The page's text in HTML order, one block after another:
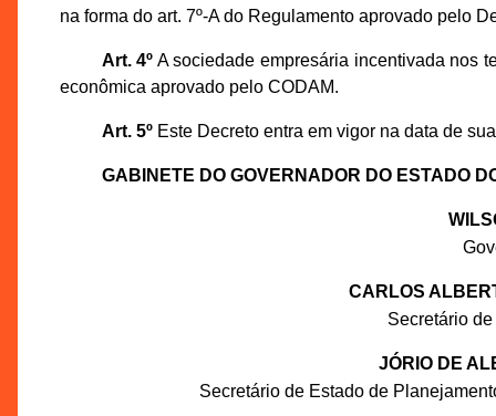
na forma do art. 7º-A do Regulamento aprovado pelo
Art. 4º A sociedade empresária incentivada nos
econômica aprovado pelo CODAM.
Art. 5ºEste Decreto entra em vigor na data de
GABINETE DO GOVERNADOR DO ESTADO
CARLOS
Secretário
JÓRIO DE
Secretário de Estado de